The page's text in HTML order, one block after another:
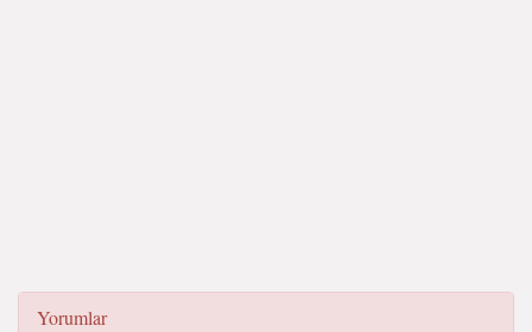
Yorumlar